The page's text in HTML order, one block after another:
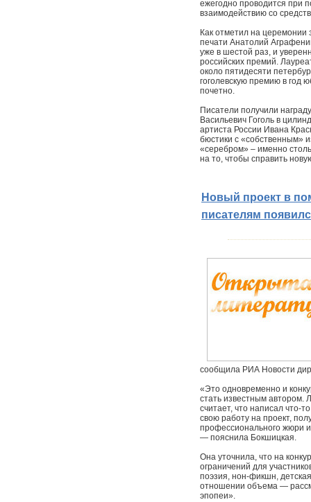
ежегодно проводится при
взаимодействию со
Как отметил на церемонии
печати Анатолий
уже в шестой раз, и
российских премий.
около пятидесяти
гоголевскую премию в год
почетно.
Писатели получили
Васильевич Гоголь в
артиста России Ивана
бюстики с «собственным»
«серебром» – именно
на то, чтобы справить
Новый проект в
писателям
сообщила РИА Новости
«Это одновременно и
стать известным
считает, что написал что-
свою работу на проект,
профессионального жюри и
— пояснила Бокшицкая.
Она уточнила, что на
ограничений для
поэзия, нон-фикшн,
отношении объема —
эпопеи».